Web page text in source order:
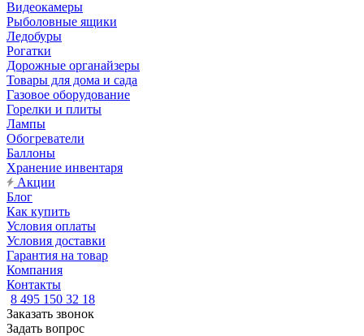
Видеокамеры
Рыболовные ящики
Ледобуры
Рогатки
Дорожные органайзеры
Товары для дома и сада
Газовое оборудование
Горелки и плиты
Лампы
Обогреватели
Баллоны
Хранение инвентаря
Акции
Блог
Как купить
Условия оплаты
Условия доставки
Гарантия на товар
Компания
Контакты
8 495 150 32 18
Заказать звонок
Задать вопрос